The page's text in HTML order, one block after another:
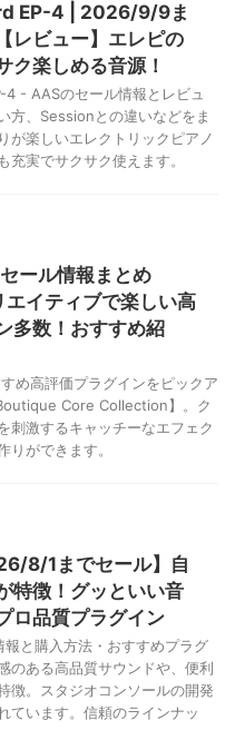
EP-4 | 2026/9/9ま
レビュー】エレピの
ク楽しめる音源！
- AASのセール情報とレビュ
方、Sessionとの違いなどをま
が楽しいエレクトリックピアノ
充実でサクサク使えます。
ール情報まとめ
エイティブで楽しい高
多数！おすすめ紹
め高評価プラグインをピックア
Core Collection】。ク
刺激するキャッチーなエフェク
りができます。
8/1までセール】自
特徴！グッといい音
ロ品質プラグイン
と購入方法・おすすめプラグ
のある高品質サウンドや、便利
徴。スタジオコンソールの開発
ています。信頼のラインナッ